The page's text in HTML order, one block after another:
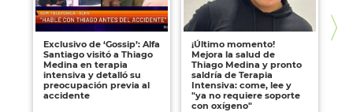
Exclusivo de ‘Gossip’: Alfa
Santiago visitó a Thiago
Medina en terapia
intensiva y detalló su
preocupación previa al
accidente
¡Último momento!
Mejora la salud de
Thiago Medina y pronto
saldría de Terapia
Intensiva: come, lee y
"ya no requiere soporte
con oxígeno"